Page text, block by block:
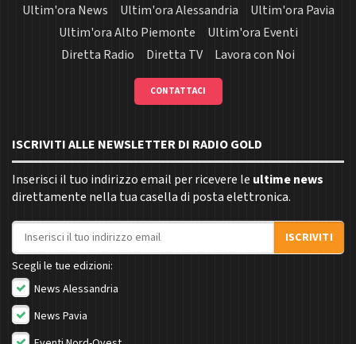
Ultim'ora News
Ultim'ora Alessandria
Ultim'ora Pavia
Ultim'ora Alto Piemonte
Ultim'ora Eventi
Diretta Radio
Diretta TV Lavora con Noi
CONTATTACI
ISCRIVITI ALLE NEWSLETTER DI RADIO GOLD
Inserisci il tuo indirizzo email per ricevere le ultime news
direttamente nella tua casella di posta elettronica.
Indirizzo email
ISCRIVITI
Scegli le tue edizioni:
News Alessandria
News Pavia